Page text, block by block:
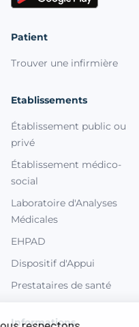
Patient
Trouver une infirmière
Etablissements
Établissement public ou
privé
Établissement médico-
social
Laboratoire d'Analyses
Médicales
EHPAD
Dispositif d'Appui
Prestataires de santé
Informations